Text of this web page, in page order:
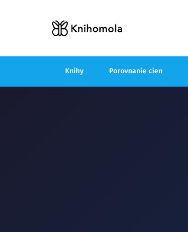
Knihy Porovnanie cien